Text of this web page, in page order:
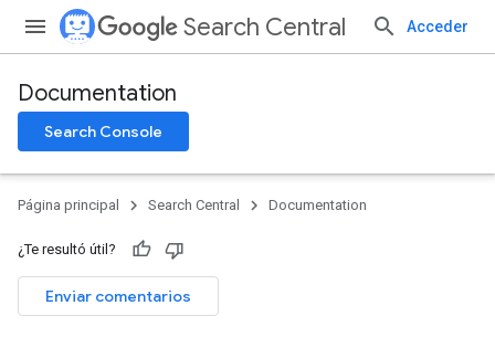
Search Central Acceder
Documentation
Search Console
Página principal Search Central Documentation
¿Te resultó útil?
Enviar comentarios